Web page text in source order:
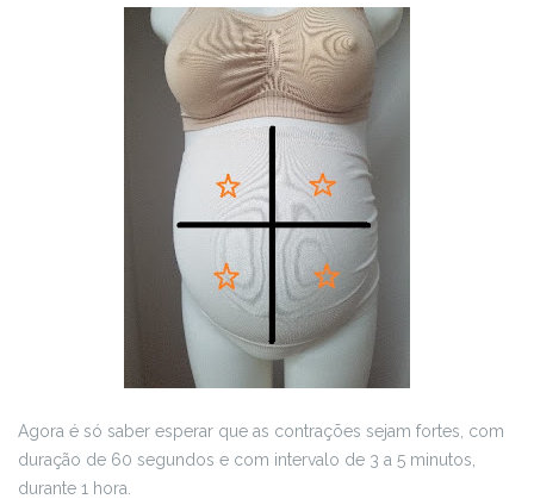
Agora é só saber esperar que as contrações sejam fortes, com
duração de 60 segundos e com intervalo de 3 a 5 minutos,
durante 1 hora.